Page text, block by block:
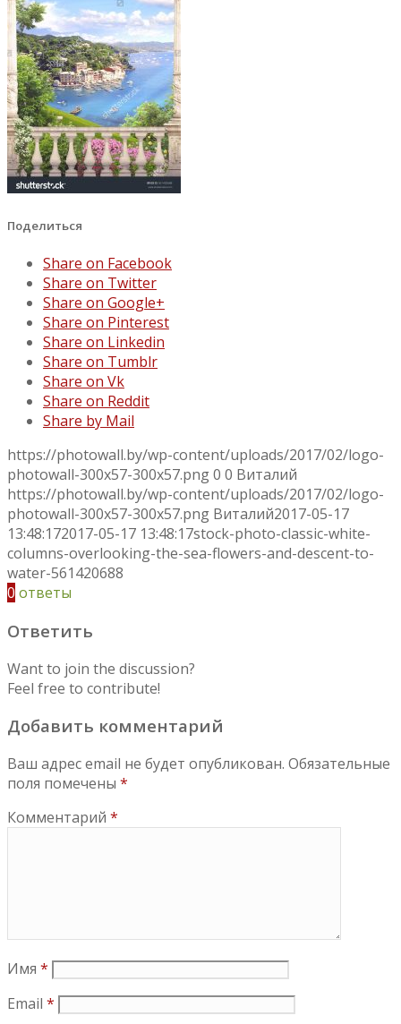
Поделиться
Share on Facebook
Share on Twitter
Share on Google+
Share on Pinterest
Share on Linkedin
Share on Tumblr
Share on Vk
Share on Reddit
Share by Mail
https://photowall.by/wp-content/uploads/2017/02/logo-
photowall-300x57-300x57.png0 0 Виталий
https://photowall.by/wp-content/uploads/2017/02/logo-
photowall-300x57-300x57.png Виталий2017-05-17
13:48:172017-05-17 13:48:17stock-photo-classic-white-
columns-overlooking-the-sea-flowers-and-descent-to-
water-561420688
0 ответы
Ответить
Want to join the discussion?
Feel free to contribute!
Добавить комментарий
Ваш адрес email не будет опубликован. Обязательные
поля помечены *
Комментарий *
Имя *
Email *